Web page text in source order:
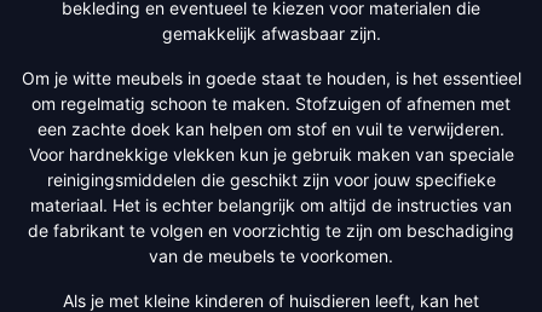
bekleding en eventueel te kiezen voor materialen die
gemakkelijk afwasbaar zijn.
Om je witte meubels in goede staat te houden, is het essentieel
om regelmatig schoon te maken. Stofzuigen of afnemen met
een zachte doek kan helpen om stof en vuil te verwijderen.
Voor hardnekkige vlekken kun je gebruik maken van speciale
reinigingsmiddelen die geschikt zijn voor jouw specifieke
materiaal. Het is echter belangrijk om altijd de instructies van
de fabrikant te volgen en voorzichtig te zijn om beschadiging
van de meubels te voorkomen.
Als je met kleine kinderen of huisdieren leeft, kan het